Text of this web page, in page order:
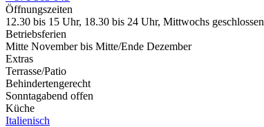
Öffnungszeiten
12.30 bis 15 Uhr, 18.30 bis 24 Uhr, Mittwochs geschlossen
Betriebsferien
Mitte November bis Mitte/Ende Dezember
Extras
Terrasse/Patio
Behindertengerecht
Sonntagabend offen
Küche
Italienisch